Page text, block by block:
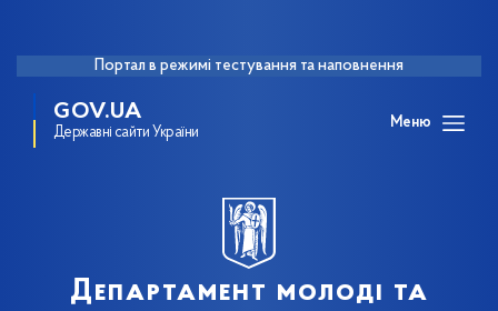
Портал в режимі тестування та наповнення
GOV.UA
Державні сайти України
Меню
Департамент молоді та